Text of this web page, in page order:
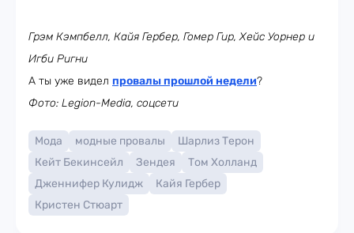
Грэм Кэмпбелл, Кайя Гербер, Гомер Гир, Хейс Уорнер и
Игби Ригни
А ты уже видел провалы прошлой недели?
Фото: Legion-Media, соцсети
Мода модные провалы
Шарлиз Терон
Кейт Бекинсейл
Зендея
Том Холланд
Дженнифер Кулидж
Кайя Гербер
Кристен Стюарт